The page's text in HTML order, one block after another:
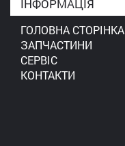
ІНФОРМАЦІЯ
ГОЛОВНА СТОРІНКА
ЗАПЧАСТИНИ
СЕРВІС
КОНТАКТИ